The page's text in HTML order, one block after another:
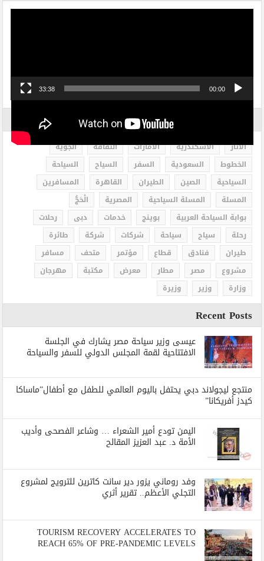
00:00
33:38
الاثار الاسكندرية الامارات الثقافة
الجوية
الخطوط
السعودية السفر السياح
السياحة
السياحية
الصين الطيران القاهرة
المسافرين
المسلة
المسلة السياحية المصرية
الْحَجُّ
بوابة السياحة العربية
بوينج خدمات دبى
رحلات
رحلة
سياح سياحة شركات شركة
طائرة
طيران
فنادق قطاع مؤتمر متحف
مسافر
مشروع
مصر مطار معرض مكتبة
مهرجان
وزارة
وزير وزيرة
Recent Posts
عيسى وزير سياحة مصر يشارك في الجلسة
الافتتاحية لقمة المجلس الدولي للسفر والسياحة
منتجع ليجولاند دبي يحتفل باليوم العالمي للطفل مع أطفال”ماساكا
كيدز أفريكانا”
اليمن تودع أمير الشعراء … وشاعر الفصحى وأديب
الأمة د. عبد العزيز المقالح
وفد روماني يزور دير سانت كاترين للترويج لمشروع
التجلي الأعظم.. تقرير أثري
TOURISM RECOVERY ACCELERATES TO
REACH 65% OF PRE-PANDEMIC LEVELS